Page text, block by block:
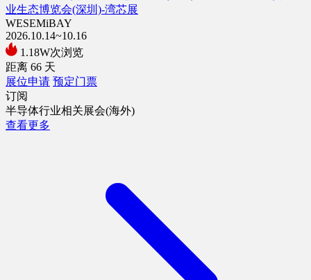
业生态博览会(深圳)-湾芯展
WESEMiBAY
2026.10.14~10.16
1.18W次浏览
距离 66 天
展位申请 预定门票
订阅
半导体行业相关展会(海外)
查看更多